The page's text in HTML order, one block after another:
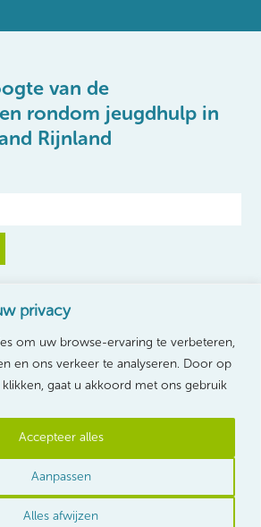
privacy
om uw browse-ervaring te verbeteren,
en ons verkeer te analyseren. Door op
klikken, gaat u akkoord met ons gebruik
Aanpassen
Alles afwijzen
Accepteer alles
van de
rondom jeugdhulp in
Rijnland